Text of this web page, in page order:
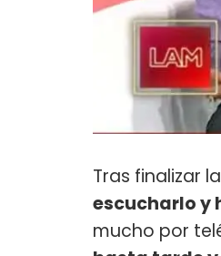
Tras finalizar
escucharlo y
mucho por